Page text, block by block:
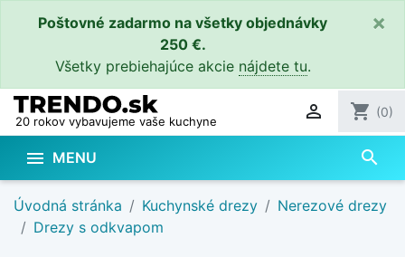
Poštovné zadarmo na všetky objednávky
250 €.
Všetky prebiehajúce akcie nájdete tu.
×
20 rokov vybavujeme vaše kuchyne  shopping_cart (0)
 MENU search
Úvodná stránka Kuchynské drezy
Nerezové drezy
Drezy s odkvapom